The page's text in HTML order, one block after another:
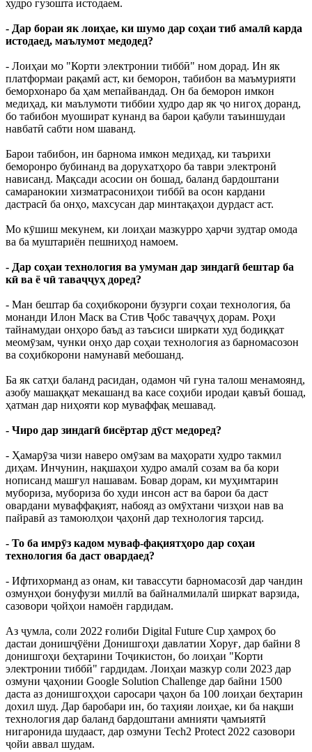
худро гузошта истодаем.
- Дар бораи як лоиҳае, ки шумо дар соҳаи тиб амалӣ карда
истодаед, маълумот медодед?
- Лоиҳаи мо "Корти электронии тиббӣ" ном дорад. Ин як
платформаи рақамӣ аст, ки беморон, табибон ва маъмурияти
беморхонаро ба ҳам мепайвандад. Он ба беморон имкон
медиҳад, ки маълумоти тиббии худро дар як ҷо нигоҳ доранд,
бо табибон муошират кунанд ва барои қабули таъиншудаи
навбатӣ сабти ном шаванд.
Барои табибон, ин барнома имкон медиҳад, ки таърихи
беморонро бубинанд ва дорухатҳоро ба таври электронӣ
нависанд. Мақсади асосии он бошад, баланд бардоштани
самаранокии хизматрасониҳои тиббӣ ва осон кардани
дастрасӣ ба онҳо, махсусан дар минтақаҳои дурдаст аст.
Мо кӯшиш мекунем, ки лоиҳаи мазкурро ҳарчи зудтар омода
ва ба муштариён пешниҳод намоем.
- Дар соҳаи технология ва умуман дар зиндагӣ бештар ба
кӣ ва ё чӣ таваҷҷуҳ доред?
- Ман бештар ба соҳибкорони бузурги соҳаи технология, ба
монанди Илон Маск ва Стив Ҷобс таваҷҷуҳ дорам. Роҳи
тайнамудаи онҳоро баъд аз таъсиси ширкати худ бодиққат
меомӯзам, чунки онҳо дар соҳаи технология аз барномасозон
ва соҳибкорони намунавӣ мебошанд.
Ба як сатҳи баланд расидан, одамон чӣ гуна талош менамоянд,
азобу машаққат мекашанд ва касе соҳиби иродаи қавъӣ бошад,
ҳатман дар ниҳояти кор муваффақ мешавад.
- Чиро дар зиндагӣ бисёртар дӯст медоред?
- Ҳамарӯза чизи наверо омӯзам ва маҳорати худро такмил
диҳам. Инчунин, нақшаҳои худро амалӣ созам ва ба кори
нописанд машғул нашавам. Бовар дорам, ки муҳимтарин
мубориза, мубориза бо худи инсон аст ва барои ба даст
овардани муваффақият, набояд аз омӯхтани чизҳои нав ва
пайравӣ аз тамоюлҳои ҷаҳонӣ дар технология тарсид.
- То ба имрӯз кадом муваф-фақиятҳоро дар соҳаи
технология ба даст овардаед?
- Ифтихорманд аз онам, ки тавассути барномасозӣ дар чандин
озмунҳои бонуфузи миллӣ ва байналмилалӣ ширкат варзида,
сазовори ҷойҳои намоён гардидам.
Аз ҷумла, соли 2022 ғолиби Digital Future Cup ҳамроҳ бо
дастаи донишҷӯёни Донишгоҳи давлатии Хоруғ, дар байни 8
донишгоҳи беҳтарини Тоҷикистон, бо лоиҳаи "Корти
электронии тиббӣ" гардидам. Лоиҳаи мазкур соли 2023 дар
озмуни ҷаҳонии Google Solution Challenge дар байни 1500
даста аз донишгоҳҳои саросари ҷаҳон ба 100 лоиҳаи беҳтарин
дохил шуд. Дар баробари ин, бо таҳияи лоиҳае, ки ба нақши
технология дар баланд бардоштани амнияти ҷамъиятӣ
нигаронида шудааст, дар озмуни Tech2 Protect 2022 сазовори
ҷойи аввал шудам.